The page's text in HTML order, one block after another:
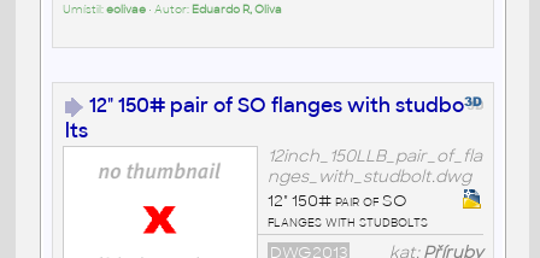
Umístil:eolivae• Autor: Eduardo R, Oliva
12" 150# pair of SO flanges with studbo
lts
12inch_150LLB_pair_of_fla
nges_with_studbolt.dwg
12" 150# pair of SO
flanges with studbolts
kat:Příruby
DWG2013